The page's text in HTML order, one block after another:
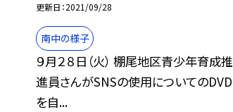
更新日 2021/09/28
南中の様子
９月２８日（火） 棚尾地区青少年育成推
進員さんがSNSの使用についてのDVD
を自...